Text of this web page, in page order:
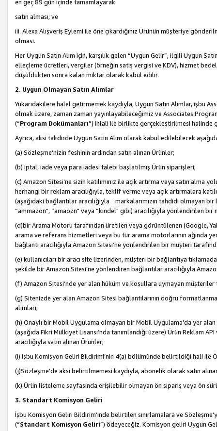
en geç 89 gün içinde tamamlayarak
satın alması; ve
iii. Alexa Alışveriş Eylemi ile öne çıkardığınız Ürünün müşteriye
olması.
Her Uygun Satın Alım için, karşılık gelen “Uygun Gelir”, ilgili Uygun
elleçleme ücretleri, vergiler (örneğin satış vergisi ve KDV), hizmet
düşüldükten sonra kalan miktar olarak kabul edilir.
2. Uygun Olmayan Satın Alımlar
Yukarıdakilere halel getirmemek kaydıyla, Uygun Satın Alımlar, işbu
olmak üzere, zaman zaman yayınlayabileceğimiz ve Associates
(“Program Dokümanları”) ihlali ile birlikte gerçekleştirilmesi halinde
Ayrıca, aksi takdirde Uygun Satın Alım olarak kabul edilebilecek
(a) Sözleşme’nizin feshinin ardından satın alınan Ürünler;
(b) iptal, iade veya para iadesi talebi başlatılmış Ürün siparişleri;
(c) Amazon Sitesi’ne sizin katılımınız ile açık artırma veya satın alma
herhangi bir reklam aracılığıyla, teklif verme veya açık artırmalara
(aşağıdaki bağlantılar aracılığıyla markalarımızın tahdidi olmayan
“ammazon", “amaozn" veya “kindel" gibi) aracılığıyla yönlendirilen
(d)bir Arama Motoru tarafından üretilen veya görüntülenen (Google,
arama ve referans hizmetleri veya bu tür arama motorlarının ağında
bağlantı aracılığıyla Amazon Sitesi’ne yönlendirilen bir müşteri
(e) kullanıcıları bir aracı site üzerinden, müşteri bir bağlantıya
şekilde bir Amazon Sitesi’ne yönlendiren bağlantılar aracılığıyla
(f) Amazon Sitesi’nde yer alan hüküm ve koşullara uymayan müşteriler
(g) Sitenizde yer alan Amazon Sitesi bağlantılarının doğru
alımları;
(h) Onaylı bir Mobil Uygulama olmayan bir Mobil Uygulama’da yer
(aşağıda Fikri Mülkiyet Lisansı’nda tanımlandığı üzere) Ürün Reklam
aracılığıyla satın alınan Ürünler;
(i) işbu Komisyon Geliri Bildirimi’nin 4(a) bölümünde belirtildiği hali ile
(j)Sözleşme’de aksi belirtilmemesi kaydıyla, abonelik olarak satın
(k) Ürün listeleme sayfasında erişilebilir olmayan ön sipariş veya ön
3. Standart Komisyon Geliri
İşbu Komisyon Geliri Bildirim’inde belirtilen sınırlamalara ve
(“Standart Komisyon Geliri”) ödeyeceğiz. Komisyon geliri Uygun